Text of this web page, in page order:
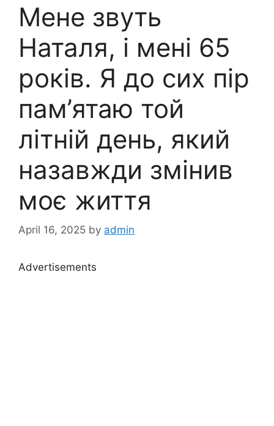
Мене звуть
Наталя, і мені 65
років. Я до сих пір
пам’ятаю той
літній день, який
назавжди змінив
моє життя
April 16, 2025 by admin
Advertisements